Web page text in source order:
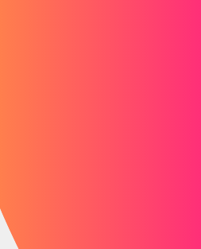
les composant de ces sous
assemblages